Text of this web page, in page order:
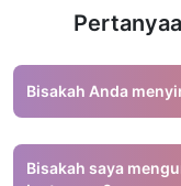
Bisakah Anda
Ya, Anda dapat
Snapinsta untuk
Bisakah saya